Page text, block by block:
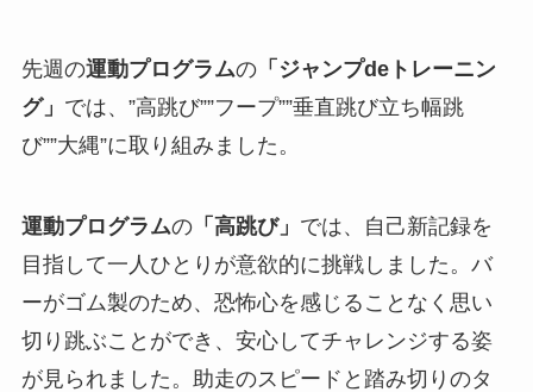
先週の運動プログラムの「ジャンプdeトレーニン
グ」 では、”高跳び””フープ””垂直跳び立ち幅跳
び””大縄”に取り組みました。
運動プログラムの「高跳び」 では、自己新記録を
目指して一人ひとりが意欲的に挑戦しました。バ
ーがゴム製のため、恐怖心を感じることなく思い
切り跳ぶことができ、安心してチャレンジする姿
が見られました。助走のスピードと踏み切りのタ